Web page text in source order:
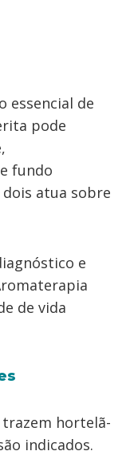
essencial de
pode
fundo
atua sobre
e
de vida
hortelã-
indicados.